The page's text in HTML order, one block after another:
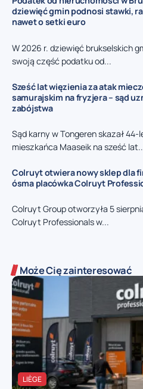
dziewięć gmin podnosi stawki,
nawet o setki euro
W 2026 r. dziewięć brukselskich
swoją część podatku od...
Sześć lat więzienia za atak
samurajskim na fryzjera – sąd
zabójstwa
Sąd karny w Tongeren skazał 44-
mieszkańca Maaseik na sześć
Colruyt otwiera nowy sklep dla
ósma placówka Colruyt
Colruyt Group otworzyła 5
Colruyt Professionals w...
Może Cię zainteresować
LIÈGE